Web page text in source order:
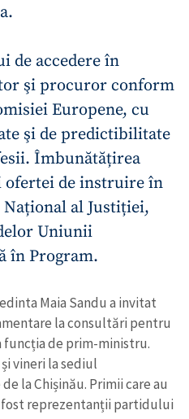
de accedere în
şi procuror conform
Europene, cu
şi de predictibilitate
Îmbunătățirea
de instruire în
al Justiției,
Uniunii
în Program.
Maia Sandu a invitat
la consultări pentru
de prim-ministru.
vineri la sediul
la Chișinău. Primii care au
reprezentanții partidului